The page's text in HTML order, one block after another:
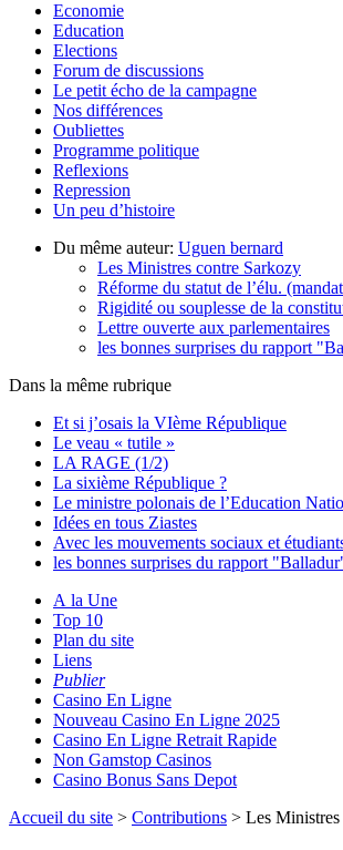
Economie
Education
Elections
Forum de discussions
Le petit écho de la campagne
Nos différences
Oubliettes
Programme politique
Reflexions
Repression
Un peu d’histoire
Du même auteur: Uguen bernard
Les Ministres contre Sarkozy
Réforme du statut de l’élu.
Rigidité ou souplesse de la
Lettre ouverte aux parlementaires
les bonnes surprises du rapport
Dans la même rubrique
Et si j’osais la VIème République
Le veau « tutile »
LA RAGE (1/2)
La sixième République ?
Le ministre polonais de l’Education
Idées en tous Ziastes
Avec les mouvements sociaux et
les bonnes surprises du rapport
A la Une
Top 10
Plan du site
Liens
Publier
Casino En Ligne
Nouveau Casino En Ligne 2025
Casino En Ligne Retrait Rapide
Non Gamstop Casinos
Casino Bonus Sans Depot
Accueil du site > Contributions > Les